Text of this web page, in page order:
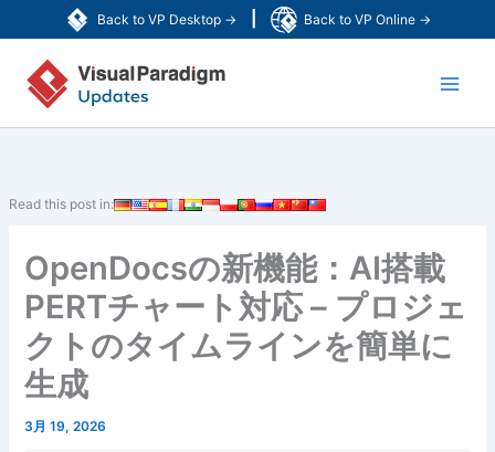
Back to VP Desktop → Back to VP Online →
容
Read this post in:
OpenDocsの新機能：AI搭載
PERTチャート対応 – プロジェ
クトのタイムラインを簡単に
生成
3月 19, 2026